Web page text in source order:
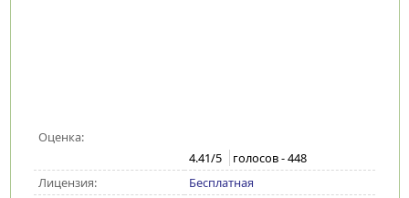
Оценка:
4.41/5 голосов -448
Лицензия:
Бесплатная